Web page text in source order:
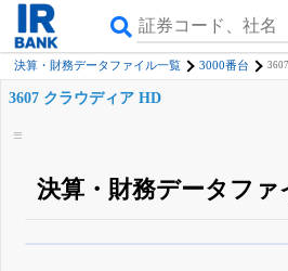
決算・財務データファイル一覧 3000番台
3607 クラウディア HD
決算・財務データファ